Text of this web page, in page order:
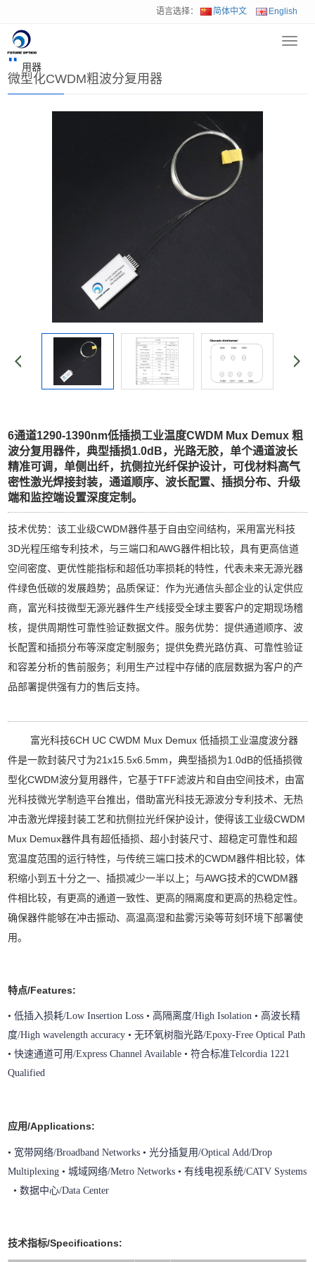
语言选择： 简体中文 English
首页
微型化CWDM粗波分复
用器
微型化CWDM粗波分复用器
6通道1290-1390nm低插损工业温度CWDM Mux Demux 粗
波分复用器件，典型插损1.0dB，光路无胶，单个通道波长
精准可调，单侧出纤，抗侧拉光纤保护设计，可伐材料高气
密性激光焊接封装，通道顺序、波长配置、插损分布、升级
端和监控端设置深度定制。
技术优势：该工业级CWDM器件基于自由空间结构，采用富光科技
3D光程压缩专利技术，与三端口和AWG器件相比较，具有更高信道
空间密度、更优性能指标和超低功率损耗的特性，代表未来无源光器
件绿色低碳的发展趋势；品质保证：作为光通信头部企业的认定供应
商，富光科技微型无源光器件生产线接受全球主要客户的定期现场稽
核，提供周期性可靠性验证数据文件。服务优势：提供通道顺序、波
长配置和插损分布等深度定制服务；提供免费光路仿真、可靠性验证
和容差分析的售前服务；利用生产过程中存储的底层数据为客户的产
品部署提供强有力的售后支持。
富光科技6CH UC CWDM Mux Demux 低插损工业温度波分器
件是一款封装尺寸为21x15.5x6.5mm，典型插损为1.0dB的低插损微
型化CWDM波分复用器件，它基于TFF滤波片和自由空间技术，由富
光科技微光学制造平台推出，借助富光科技无源波分专利技术、无热
冲击激光焊接封装工艺和抗侧拉光纤保护设计，使得该工业级CWDM
Mux Demux器件具有超低插损、超小封装尺寸、超稳定可靠性和超
宽温度范围的运行特性，与传统三端口技术的CWDM器件相比较，体
积缩小到五十分之一、插损减少一半以上；与AWG技术的CWDM器
件相比较，有更高的通道一致性、更高的隔离度和更高的热稳定性。
确保器件能够在冲击振动、高温高湿和盐雾污染等苛刻环境下部署使
用。
特点/Features:
• 低插入损耗/Low Insertion Loss • 高隔离度/High Isolation • 高波长精
度/High wavelength accuracy • 无环氧树脂光路/Epoxy-Free Optical Path
• 快速通道可用/Express Channel Available • 符合标准Telcordia 1221
Qualified
应用/Applications:
• 宽带网络/Broadband Networks • 光分插复用/Optical Add/Drop
Multiplexing • 城域网络/Metro Networks • 有线电视系统/CATV Systems
• 数据中心/Data Center
技术指标/Specifications: